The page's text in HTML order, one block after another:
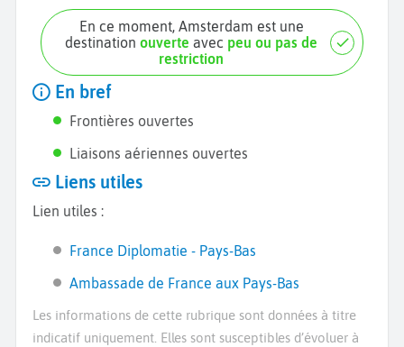
En ce moment, Amsterdam est une
destinationouverte avec peu ou pas de
restriction
En bref
Frontières ouvertes
Liaisons aériennes ouvertes
Liens utiles
Lien utiles :
France Diplomatie - Pays-Bas
Ambassade de France aux Pays-Bas
Les informations de cette rubrique sont données à titre
indicatif uniquement. Elles sont susceptibles d’évoluer à